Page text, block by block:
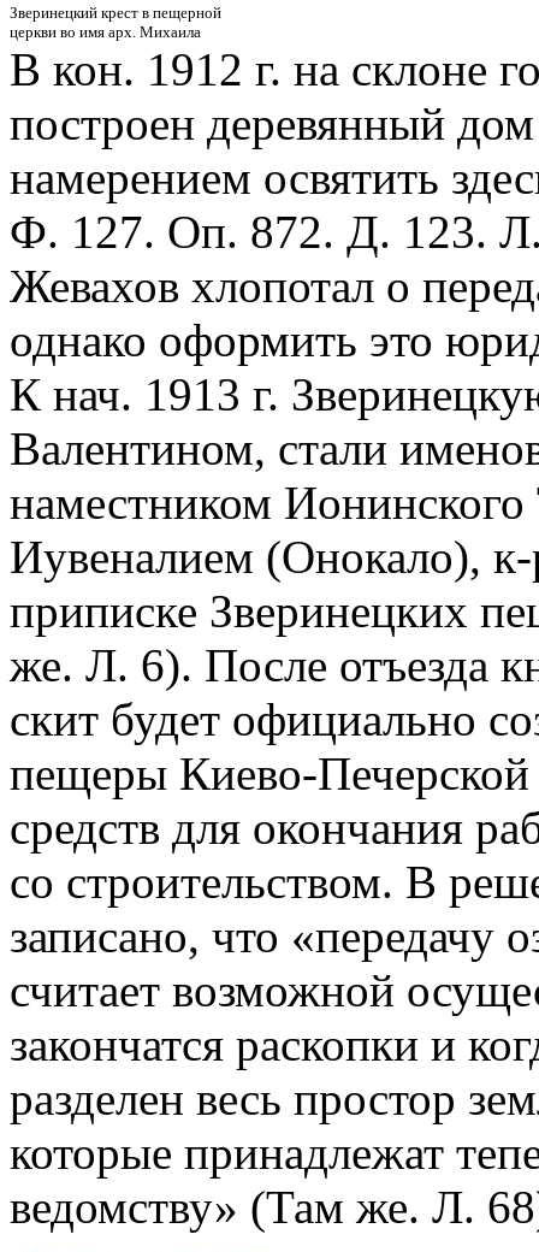
Зверинецкий крест в пещерной
церкви во имя арх. Михаила
В кон. 1912 г. на склоне
построен деревянный
намерением освятить
Ф. 127. Оп. 872. Д. 123.
Жевахов хлопотал о
однако оформить это
К нач. 1913 г.
Валентином, стали
наместником
Иувеналием (Онокало),
приписке Зверинецких
же. Л. 6). После отъезда
скит будет официально
пещеры Киево-Печерской
средств для окончания
со строительством. В
записано, что «передачу
считает возможной
закончатся раскопки и
разделен весь простор
которые принадлежат
ведомству» (Там же. Л.